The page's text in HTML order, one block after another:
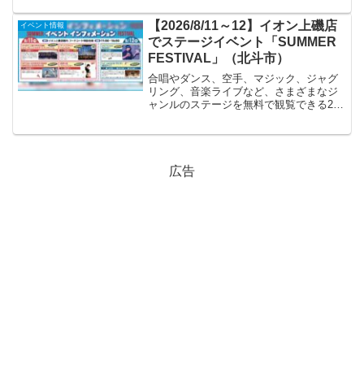
イベント情報
【2026/8/11～12】イオン上磯店
でステージイベント「SUMMER
FESTIVAL」（北斗市）
合唱やダンス、空手、マジック、ジャグ
リング、音楽ライブなど、さまざまなジ
ャンルのステージを無料で観覧できる2日
広告